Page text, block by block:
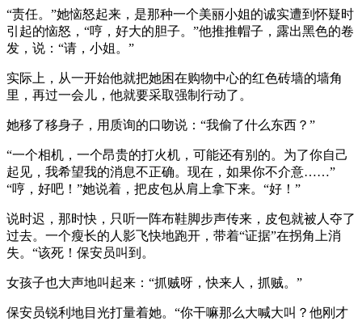
“责任。”她恼怒起来，是那种一个美丽小姐的诚实遭到怀疑时
引起的恼怒，“哼，好大的胆子。”他推推帽子，露出黑色的卷
发，说：“请，小姐。”
实际上，从一开始他就把她困在购物中心的红色砖墙的墙角
里，再过一会儿，他就要采取强制行动了。
她移了移身子，用质询的口吻说：“我偷了什么东西？”
“一个相机，一个昂贵的打火机，可能还有别的。为了你自己
起见，我希望我的消息不正确。现在，如果你不介意……”
“哼，好吧！”她说着，把皮包从肩上拿下来。“好！”
说时迟，那时快，只听一阵布鞋脚步声传来，皮包就被人夺了
过去。一个瘦长的人影飞快地跑开，带着“证据”在拐角上消
失。“该死！保安员叫到。
女孩子也大声地叫起来：“抓贼呀，快来人，抓贼。”
保安员锐利地目光打量着她。“你干嘛那么大喊大叫？他刚才